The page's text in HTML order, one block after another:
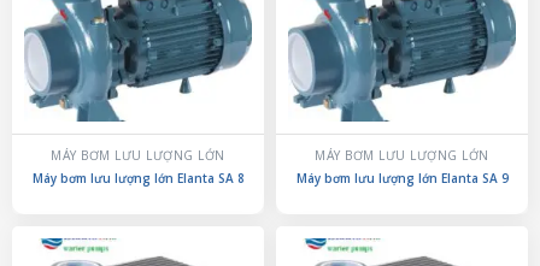
MÁY BƠM LƯU LƯỢNG LỚN
Máy bơm lưu lượng lớn Elanta SA 8
MÁY BƠM LƯU LƯỢNG LỚN
Máy bơm lưu lượng lớn Elanta SA 9